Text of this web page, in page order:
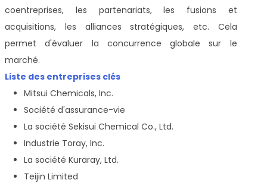
coentreprises, les partenariats, les fusions et
acquisitions, les alliances stratégiques, etc. Cela
permet d'évaluer la concurrence globale sur le
marché.
Liste des entreprises clés
Mitsui Chemicals, Inc.
Société d'assurance-vie
La société Sekisui Chemical Co., Ltd.
Industrie Toray, Inc.
La société Kuraray, Ltd.
Teijin Limited